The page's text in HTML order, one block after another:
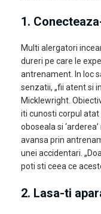
1.
Multi alergatori
dureri pe care le
antrenament. In loc
senzatii, „fii atent si
Micklewright.
iti cunosti corpul
oboseala si
avansa prin
unei accidentari.
poti sti ceea ce
2. Lasa-ti